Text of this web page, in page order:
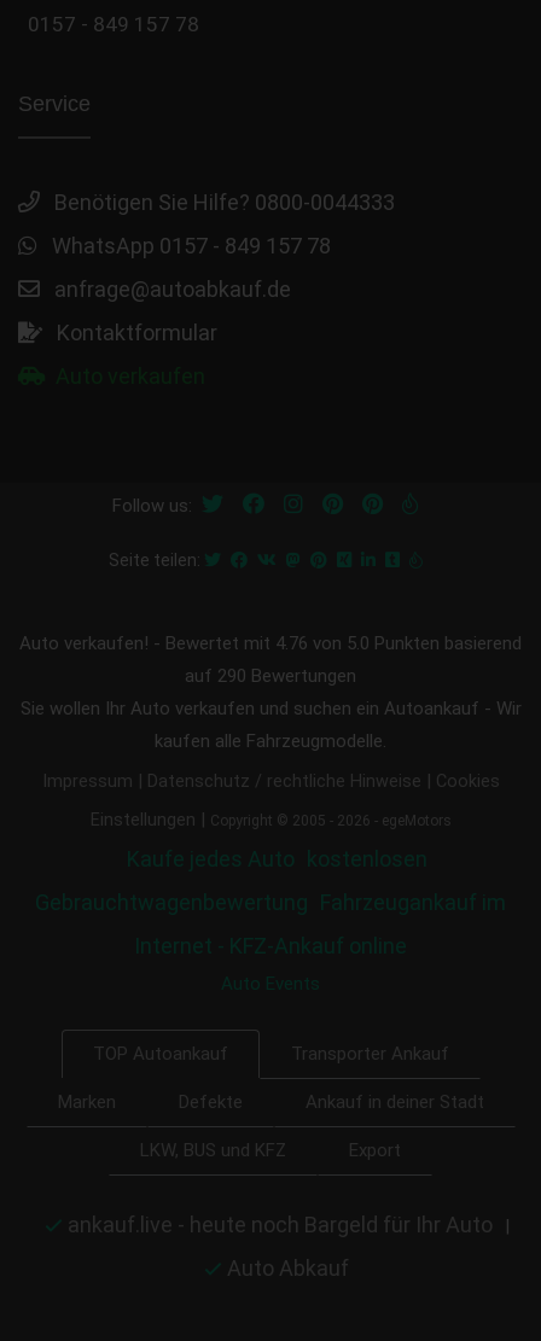
0157 - 849 157 78
Service
Benötigen Sie Hilfe? 0800-0044333
WhatsApp 0157 - 849 157 78
anfrage@autoabkauf.de
Kontaktformular
Follow us:
Seite teilen:
Auto verkaufen! - Bewertet mit 4.76 von 5.0 Punkten basierend
auf 290 Bewertungen
Sie wollen Ihr Auto verkaufen und suchen ein Autoankauf - Wir
kaufen alle Fahrzeugmodelle.
Impressum | Datenschutz / rechtliche Hinweise | Cookies
Einstellungen | Copyright © 2005 - 2026 - egeMotors
Kaufe jedes Auto kostenlosen
Gebrauchtwagenbewertung Fahrzeugankauf im
Internet - KFZ-Ankauf online
Auto Events
TOP Autoankauf Transporter Ankauf
Marken Defekte Ankauf in deiner Stadt
LKW, BUS und KFZ Export
ankauf.live - heute noch Bargeld für Ihr Auto |
Auto Abkauf